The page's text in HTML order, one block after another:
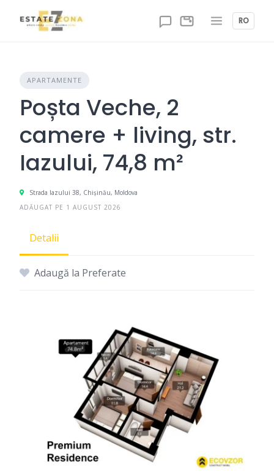
RO
APARTAMENTE
Poșta Veche, 2
camere + living, str.
Iazului, 74,8 m²
Strada Iazului 38, Chișinău, Moldova
ADĂUGAT PE 1 AUGUST 2026
Detalii
Adaugă la Preferate